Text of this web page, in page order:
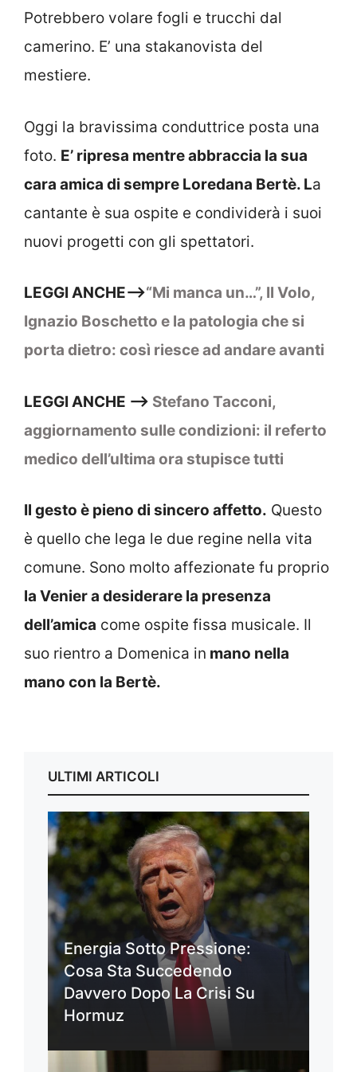
Potrebbero volare fogli e trucchi dal
camerino. E’ una stakanovista del
mestiere.
Oggi la bravissima conduttrice posta una
foto. E’ ripresa mentre abbraccia la sua
cara amica di sempre Loredana Bertè. La
cantante è sua ospite e condividerà i suoi
nuovi progetti con gli spettatori.
LEGGI ANCHE–>“Mi manca un…”, Il Volo,
Ignazio Boschetto e la patologia che si
porta dietro: così riesce ad andare avanti
LEGGI ANCHE –> Stefano Tacconi,
aggiornamento sulle condizioni: il referto
medico dell’ultima ora stupisce tutti
Il gesto è pieno di sincero affetto. Questo
è quello che lega le due regine nella vita
comune. Sono molto affezionate fu proprio
la Venier a desiderare la presenza
dell’amica come ospite fissa musicale. Il
suo rientro a Domenica in mano nella
mano con la Bertè.
ULTIMI ARTICOLI
Energia Sotto Pressione:
Cosa Sta Succedendo
Davvero Dopo La Crisi Su
Hormuz